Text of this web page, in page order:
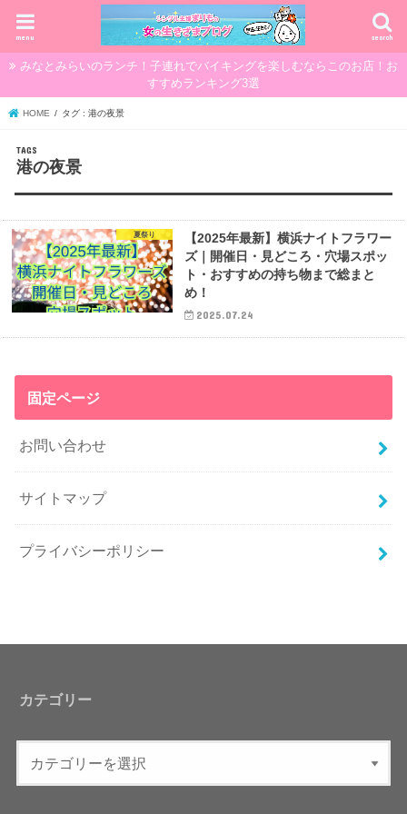
search
menu
みなとみらいのランチ！子連れでバイキングを楽しむならこのお店！お
すすめランキング3選
HOME タグ : 港の夜景
港の夜景
夏祭り
【2025年最新】横浜ナイトフラワー
ズ｜開催日・見どころ・穴場スポッ
ト・おすすめの持ち物まで総まと
め！
2025.07.24
固定ページ
お問い合わせ
サイトマップ
プライバシーポリシー
カテゴリー